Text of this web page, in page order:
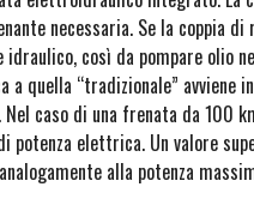
necessaria. Se la coppia
così da pompare olio
quella “tradizionale” avviene
caso di una frenata da 100
potenza elettrica. Un valore
alla potenza